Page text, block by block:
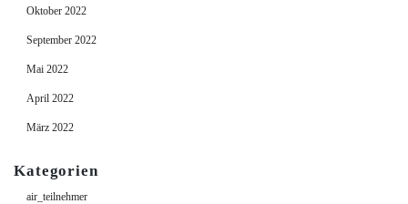
Oktober 2022
September 2022
Mai 2022
April 2022
März 2022
Kategorien
air_teilnehmer